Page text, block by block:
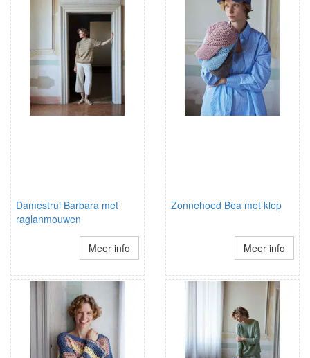
Damestrui Barbara met
raglanmouwen
Meer info
Zonnehoed Bea met klep
Meer info